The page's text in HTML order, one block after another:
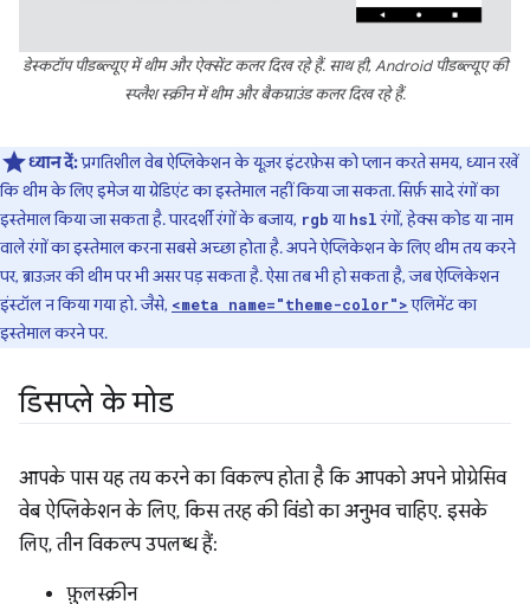
डेस्कटॉप पीडब्ल्यूए में थीम और ऐक्सेंट कलर दिख रहे हैं. साथ ही, Android पीडब्ल्यूए की
स्प्लैश स्क्रीन में थीम और बैकग्राउंड कलर दिख रहे हैं.
ध्यान दें:प्रगतिशील वेब ऐप्लिकेशन के यूज़र इंटरफ़ेस को प्लान करते समय, ध्यान रखें
कि थीम के लिए इमेज या ग्रेडिएंट का इस्तेमाल नहीं किया जा सकता. सिर्फ़ सादे रंगों का
इस्तेमाल किया जा सकता है. पारदर्शी रंगों के बजाय, rgbयाhslरंगों, हेक्स कोड या नाम
वाले रंगों का इस्तेमाल करना सबसे अच्छा होता है. अपने ऐप्लिकेशन के लिए थीम तय करने
पर, ब्राउज़र की थीम पर भी असर पड़ सकता है. ऐसा तब भी हो सकता है, जब ऐप्लिकेशन
इंस्टॉल न किया गया हो. जैसे, <meta name="theme-color">एलिमेंट का
इस्तेमाल करने पर.
डिसप्ले के मोड
आपके पास यह तय करने का विकल्प होता है कि आपको अपने प्रोग्रेसिव
वेब ऐप्लिकेशन के लिए, किस तरह की विंडो का अनुभव चाहिए. इसके
लिए, तीन विकल्प उपलब्ध हैं:
फ़ुलस्क्रीन